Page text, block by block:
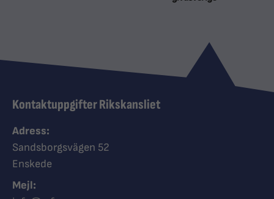
Kontaktuppgifter Rikskansliet
Adress:
Sandsborgsvägen 52
Enskede
Mejl: